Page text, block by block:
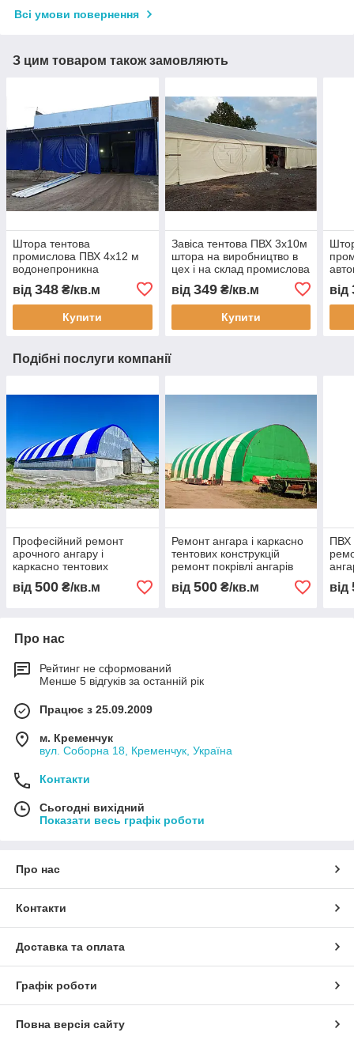
Всі умови повернення
З цим товаром також замовляють
Штора тентова
промислова ПВХ 4х12 м
водонепроникна
перегородка для складу
цеху автомийки та СТО
від 348 ₴/кв.м
Купити
Завіса тентова ПВХ 3х10м
штора на виробництво в
цех і на склад промислова
водонепроникна завіса
ПВХ для СТО
від 349₴/кв.м
Купити
від
Подібні послуги компанії
Професійний ремонт
арочного ангару і
каркасно тентових
конструкцій відновлення
даху складу ПВХ тент без
від 500 ₴/кв.м
Ремонт ангара і каркасно
тентових конструкцій
ремонт покрівлі ангарів
ПВХ армована тканина
відновлення даху
від 500₴/кв.м
ПВХ
від
Про нас
Рейтинг не сформований
Менше 5 відгуків за останній рік
Працює з 25.09.2009
м. Кременчук
вул. Соборна 18, Кременчук, Україна
Контакти
Сьогодні вихідний
Показати весь графік роботи
Про нас
Контакти
Доставка та оплата
Графік роботи
Повна версія сайту